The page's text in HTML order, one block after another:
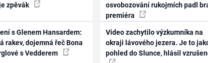
zpěvák
s Glenem Hansardem:
rakev, dojemná řeč Bona
s Vedderem
osvobozování rukojmích padl
premiéra
Video zachytilo výzkumníka na
okraji lávového jezera. Je to
pohled do Slunce, hlásil